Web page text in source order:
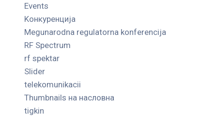
Events
Kонкуренција
Megunarodna regulatorna konferencija
RF Spectrum
rf spektar
Slider
telekomunikacii
Thumbnails на насловна
tigkin